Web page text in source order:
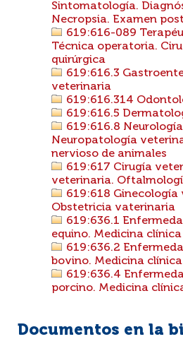
Sintomatología.
Necropsia. Examen
619:616-089
Técnica operatoria.
quirúrgica
619:616.3
veterinaria
619:616.314
619:616.5
619:616.8
Neuropatología
nervioso de animales
619:617 Cirugía
veterinaria.
619:618 Ginecología
Obstetricia vaterinaria
619:636.1
equino. Medicina
619:636.2
bovino. Medicina
619:636.4
porcino. Medicina
Documentos en la